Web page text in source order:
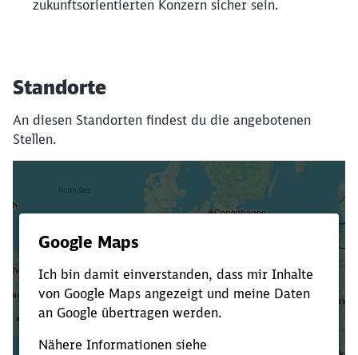
zukunftsorientierten Konzern sicher sein.
Standorte
An diesen Standorten findest du die angebotenen
Stellen.